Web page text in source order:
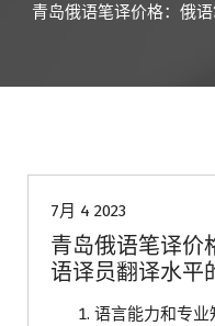
青岛俄语笔译价格：俄
7月 4 2023
青岛俄语笔译价
语译员翻译水平
语言能力和专